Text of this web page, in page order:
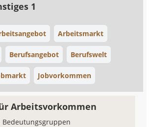
1
Arbeitsmarkt
Berufsangebot Berufswelt
Jobvorkommen
Arbeitsvorkommen
Bedeutungsgruppen